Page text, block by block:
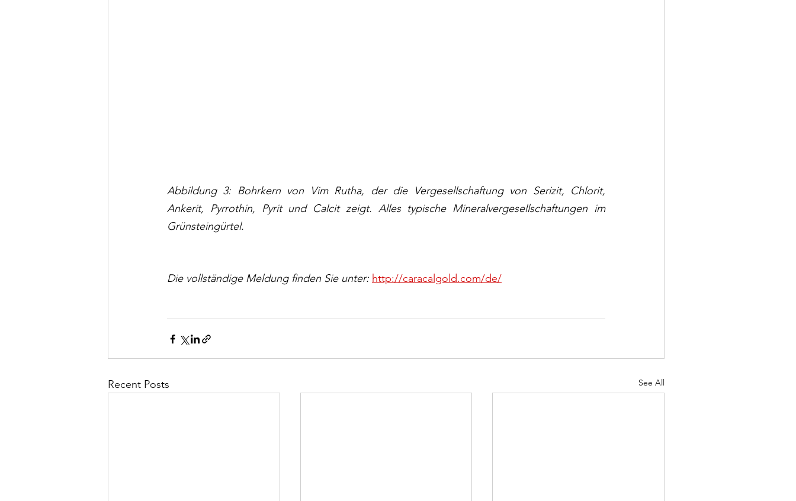
Abbildung 3: Bohrkern von Vim Rutha, der die Vergesellschaftung von Serizit, Chlorit,
Ankerit, Pyrrothin, Pyrit und Calcit zeigt. Alles typische Mineralvergesellschaftungen im
Grünsteingürtel.
Die vollständige Meldung finden Sie unter: http://caracalgold.com/de/
Recent Posts See All